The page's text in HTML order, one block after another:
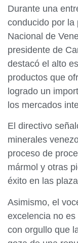
Durante una
conducido por la
Nacional de
presidente de
destacó el alto
productos que
logrado un
los mercados
El directivo
minerales
proceso de
mármol y otras
éxito en las
​Asimismo, el
excelencia no
con orgullo que